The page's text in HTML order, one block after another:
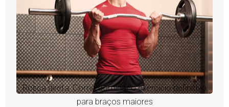
Rosca direta: Como dominar o exercício definitivo
para braços maiores